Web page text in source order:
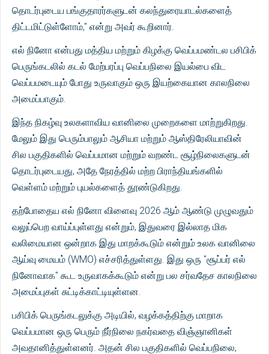
தொடர்புடைய பங்குதாரர்களுடன் கலந்துரையாடல்களைத்
திட்டமிட்டுள்ளோம்," என்று அவர் கூறினார்.
எல் நினோ என்பது மத்திய மற்றும் கிழக்கு வெப்பமண்டல பசிபிக்
பெருங்கடலில் கடல் மேற்பரப்பு வெப்பநிலை இயல்பை விட
வெப்பமடையும் போது உருவாகும் ஒரு இயற்கையான காலநிலை
அமைப்பாகும்.
இந்த நிகழ்வு உலகளாவிய வானிலை முறைகளை மாற்றுகிறது.
மேலும் இது பெரும்பாலும் ஆசியா மற்றும் ஆஸ்திரேலியாவின்
சில பகுதிகளில் வெப்பமான மற்றும் வறண்ட சூழ்நிலைகளுடன்
தொடர்புடையது, அதே நேரத்தில் மற்ற பிராந்தியங்களில்
வெள்ளம் மற்றும் புயல்களைத் தூண்டுகிறது.
தற்போதைய எல் நினோ விளைவு 2026 ஆம் ஆண்டு முழுவதும்
வலுப்பெற வாய்ப்புள்ளது என்றும், இதுவரை இல்லாத மிக
வலிமையான ஒன்றாக இது மாறக்கூடும் என்றும் உலக வானிலை
ஆய்வு மையம் (WMO) எச்சரித்துள்ளது. இது ஒரு "சூப்பர் எல்
நினோவாக" கூட உருவாகக்கூடும் என்று பல சர்வதேச காலநிலை
அமைப்புகள் சுட்டிக்காட்டியுள்ளன.
பசிபிக் பெருங்கடலுக்கு அடியில், வழக்கத்திற்கு மாறாக
வெப்பமான ஒரு பெரும் நீர்நிலை நகர்வதை விஞ்ஞானிகள்
அவதானித்துள்ளனர். அதன் சில பகுதிகளில் வெப்பநிலை,